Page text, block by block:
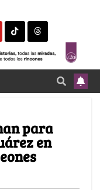
para
en